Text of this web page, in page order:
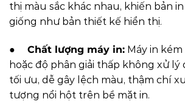
thị màu sắc khác nhau, khiến bản
giống như bản thiết kế hiển thị.
● Chất lượng máy in: Máy in
hoặc độ phân giải thấp không xử lý
tối ưu, dễ gây lệch màu, thậm chí
tượng nổi hột trên bề mặt in.